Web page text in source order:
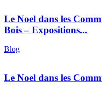
Le Noel dans les
Bois – Expositions...
Blog
Le Noel dans les